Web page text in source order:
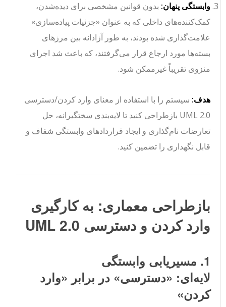
وابستگی پنهان:بدون قوانین مشخصی برای دیده‌شدن،
کمک‌کننده‌های داخلی که به عنوان «جزئیات پیاده‌سازی»
علامت‌گذاری شده بودند، به طور آزادانه بین مرزهای
بسته‌ها مورد ارجاع قرار می‌گرفتند، که باعث شد اجرای
منزوی تقریباً غیرممکن شود.
هدف:سیستم را با استفاده از معنای وارد کردن/دسترسی
UML 2.0 بازطراحی کنید تا لایه‌بندی سختگیرانه، حل
تعارضات نام‌گذاری و ایجاد قراردادهای وابستگی شفاف و
قابل نگهداری را تضمین کنید.
بازطراحی معماری: به کارگیری
وارد کردن و دسترسی UML 2.0
1. مسیریابی وابستگی
لایه‌ای:«دسترسی»در برابر «وارد
کردن»